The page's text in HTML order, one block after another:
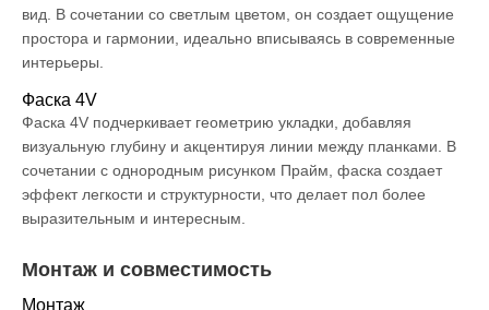
вид. В сочетании со светлым цветом, он создает ощущение
простора и гармонии, идеально вписываясь в современные
интерьеры.
Фаска 4V
Фаска 4V подчеркивает геометрию укладки, добавляя
визуальную глубину и акцентируя линии между планками. В
сочетании с однородным рисунком Прайм, фаска создает
эффект легкости и структурности, что делает пол более
выразительным и интересным.
Монтаж и совместимость
Монтаж